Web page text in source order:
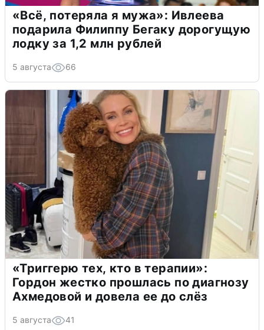
«Всё, потеряла я мужа»: Ивлеева
подарила Филиппу Бегаку дорогущую
лодку за 1,2 млн рублей
5 августа 66
«Триггерю тех, кто в терапии»:
Гордон жестко прошлась по диагнозу
Ахмедовой и довела ее до слёз
5 августа 41